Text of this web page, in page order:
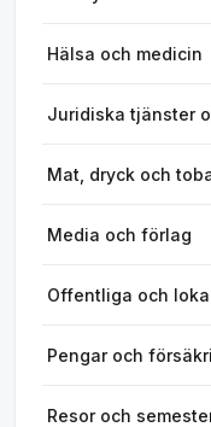
Hälsa och medicin
Juridiska tjänster
Mat, dryck och
Media och förlag
Offentliga och
Pengar och
Resor och